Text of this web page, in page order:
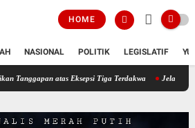
HOME
NASIONAL POLITIK LEGISLATIF
atas Eksepsi Tiga Terdakwa Jelang HUT